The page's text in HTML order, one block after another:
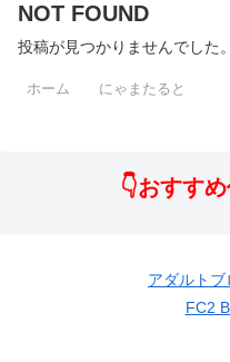
NOT FOUND
投稿が見つかりませんでした。
ホーム にゃまたると
👇おすす
アダルト
FC2